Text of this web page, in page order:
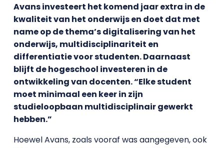
Avans investeert het komend jaar extra in de
kwaliteit van het onderwijs en doet dat met
name op de thema’s digitalisering van het
onderwijs, multidisciplinariteit en
differentiatie voor studenten. Daarnaast
blijft de hogeschool investeren in de
ontwikkeling van docenten. “Elke student
moet minimaal een keer in zijn
studieloopbaan multidisciplinair gewerkt
hebben.”
Hoewel Avans, zoals vooraf was aangegeven, ook